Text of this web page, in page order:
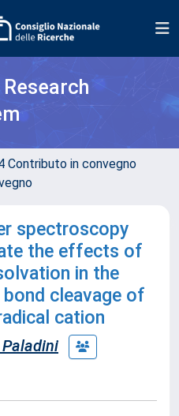
Contributo in convegno
spectroscopy
the effects of
in the
cleavage of
cation